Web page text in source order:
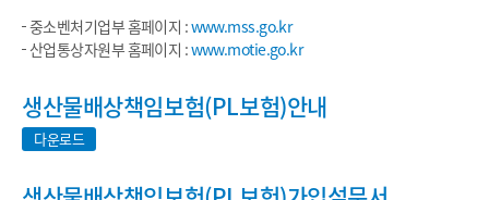
중소벤처기업부 홈페이지 :www.mss.go.kr
산업통상자원부 홈페이지 :www.motie.go.kr
생산물배상책임보험(PL보험)안내
다운로드